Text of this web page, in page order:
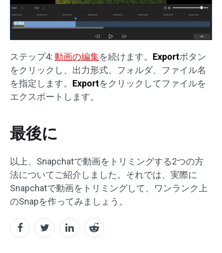
ステップ4: 動画の編集を続けます。 Exportボタン
をクリックし、出力形式、フォルダ、ファイル名
を指定します。 Exportをクリックしてファイルを
エクスポートします。
最後に
以上、Snapchatで動画をトリミングする2つの方
法についてご紹介しました。それでは、実際に
Snapchatで動画をトリミングして、ワンランク上
のSnapを作ってみましょう。